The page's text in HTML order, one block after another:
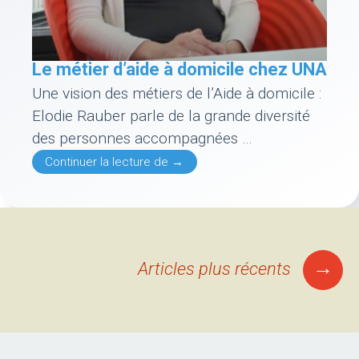
Le métier d’aide à domicile chez UNA
Une vision des métiers de l’Aide à domicile :
Elodie Rauber parle de la grande diversité
des personnes accompagnées …
Continuer la lecture de Le métier d’aide à domicile chez
→
Navigation
articles
Articles plus récents →